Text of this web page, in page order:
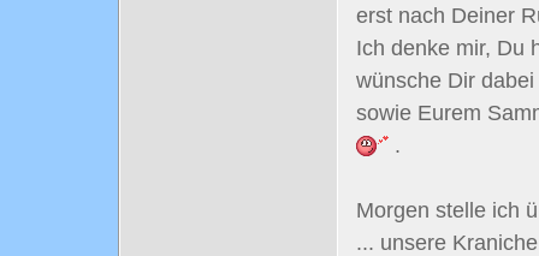
erst nach Deiner
Ich denke mir, Du
wünsche Dir
sowie Eurem
.
Morgen stelle ich
... unsere